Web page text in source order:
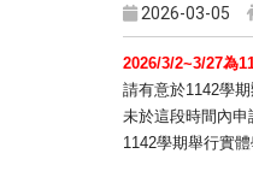
2026-03-05
2026/3/2~3/27為
請有意於1142學
未於這段時間內申
1142學期舉⾏實